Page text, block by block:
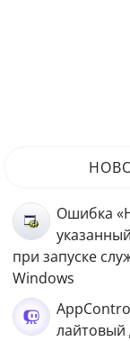
Ошибка
при запуске
Windows
лайтовый